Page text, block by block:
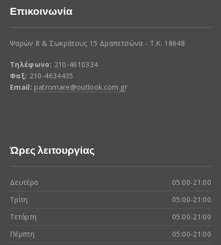
Επικοινωνία
Ψαρών 8 & Σωκράτους 15 Δραπετσώνα - Τ.Κ. 18648
Τηλέφωνο: 210-4610334
Φαξ: 210-4634435
Email: patromare@outlook.com.gr
Ώρες λειτουργίας
Δευτέρα
05:00-21:00
Τρίτη
05:00-21:00
Τετάρτη
05:00-21:00
Πέμπτη
05:00-21:00